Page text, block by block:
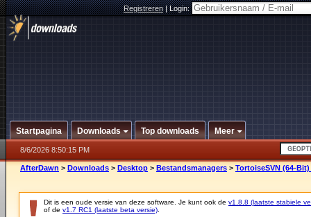
Registreren|Login:
Startpagina Downloads Top downloads Meer
8/6/2026 8:50:15 PM
AfterDawn > Downloads > Desktop > Bestandsmanagers > TortoiseSVN (64-Bit)
Dit is een oude versie van deze software. Je kunt ook de v1.8.8 (laatste stabiele
of de v1.7 RC1 (laatste beta versie)